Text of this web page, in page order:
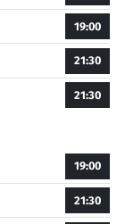
19:00
21:30
21:30
19:00
21:30